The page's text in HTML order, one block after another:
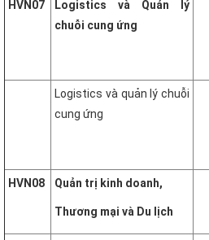
HVN07
Logistics và Quản lý
chuỗi cung ứng
Logistics và quản lý chuỗi
cung ứng
HVN08 Quản trị kinh doanh,
Thương mại và Du lịch